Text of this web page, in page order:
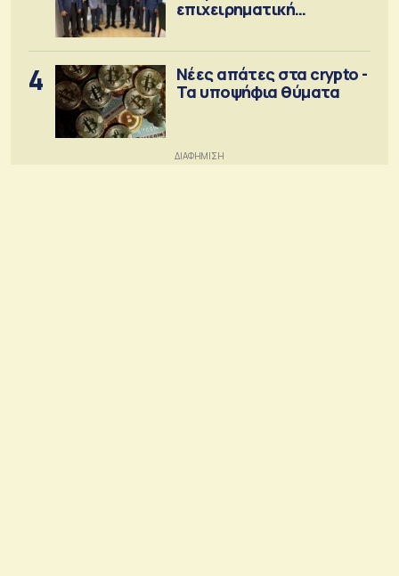
επιχειρηματική
4
Νέες απάτες στα crypto -
Τα υποψήφια θύματα